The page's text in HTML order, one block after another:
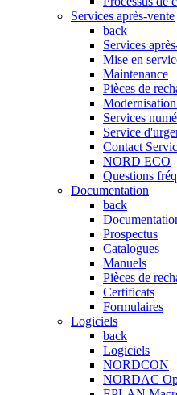
Services après-vente
back
Services
Mise en
Maintenance
Pièces de
Services
Service
Contact
NORD ECO
Questions
Documentation
back
Prospectus
Catalogues
Manuels
Pièces de
Certificats
Formulaires
Logiciels
back
Logiciels
NORDCON
NORDAC